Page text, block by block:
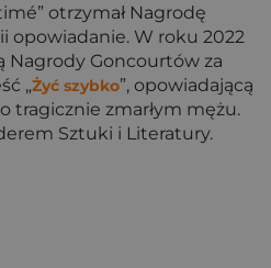
otrzymał Nagrodę
opowiadanie. W roku 2022
Nagrody Goncourtów za
„Żyć szybko”, opowiadającą
tragicznie zmarłym mężu.
Sztuki i Literatury.